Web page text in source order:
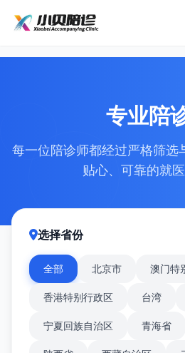
专业陪
每一位陪诊师都经过严格筛选
贴心、可靠的就
选择省份
全部 北京市 澳门特
香港特别行政区 台湾
宁夏回族自治区 青海省